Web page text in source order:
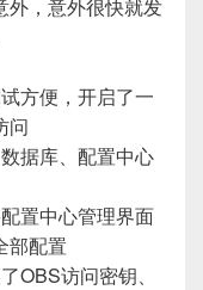
外，意外很快就发
方便，开启了一
问
据库、配置中心
置中心管理界面
部配置
OBS访问密钥、